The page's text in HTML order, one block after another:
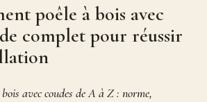
poêle à bois avec
complet pour réussir
avec coudes de A à Z : norme,